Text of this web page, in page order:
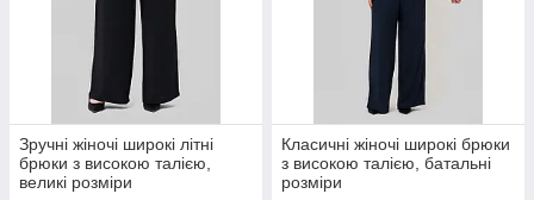
Зручні жіночі широкі літні
брюки з високою талією,
великі розміри
Класичні жіночі широкі брюки
з високою талією, батальні
розміри